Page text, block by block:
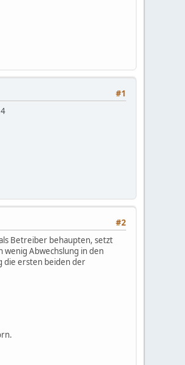
#1
#2
Betreiber behaupten, setzt
wenig Abwechslung in den
die ersten beiden der